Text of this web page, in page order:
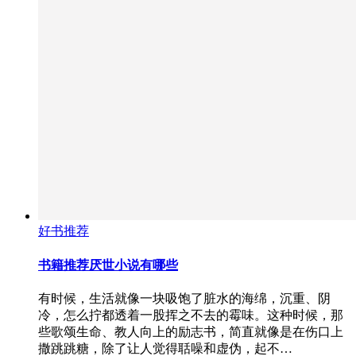
好书推荐
书籍推荐厌世小说有哪些
有时候，生活就像一块吸饱了脏水的海绵，沉重、阴
冷，怎么拧都透着一股挥之不去的霉味。这种时候，那
些歌颂生命、教人向上的励志书，简直就像是在伤口上
撒跳跳糖，除了让人觉得聒噪和虚伪，起不…